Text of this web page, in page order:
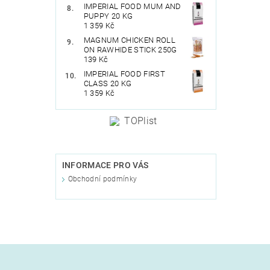
IMPERIAL FOOD MUM AND
PUPPY 20 KG
1 359 Kč
MAGNUM CHICKEN ROLL
ON RAWHIDE STICK 250G
139 Kč
IMPERIAL FOOD FIRST
CLASS 20 KG
1 359 Kč
INFORMACE PRO VÁS
Obchodní podmínky